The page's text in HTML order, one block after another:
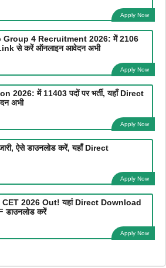
Apply Now
Group 4 Recruitment 2026: में 2106
Link से करें ऑनलाइन आवेदन अभी
Apply Now
2026: में 11403 पदों पर भर्ती, यहाँ Direct
अभी
Apply Now
ऐसे डाउनलोड करें, यहाँ Direct
Apply Now
2026 Out! यहां Direct Download
करें
Apply Now